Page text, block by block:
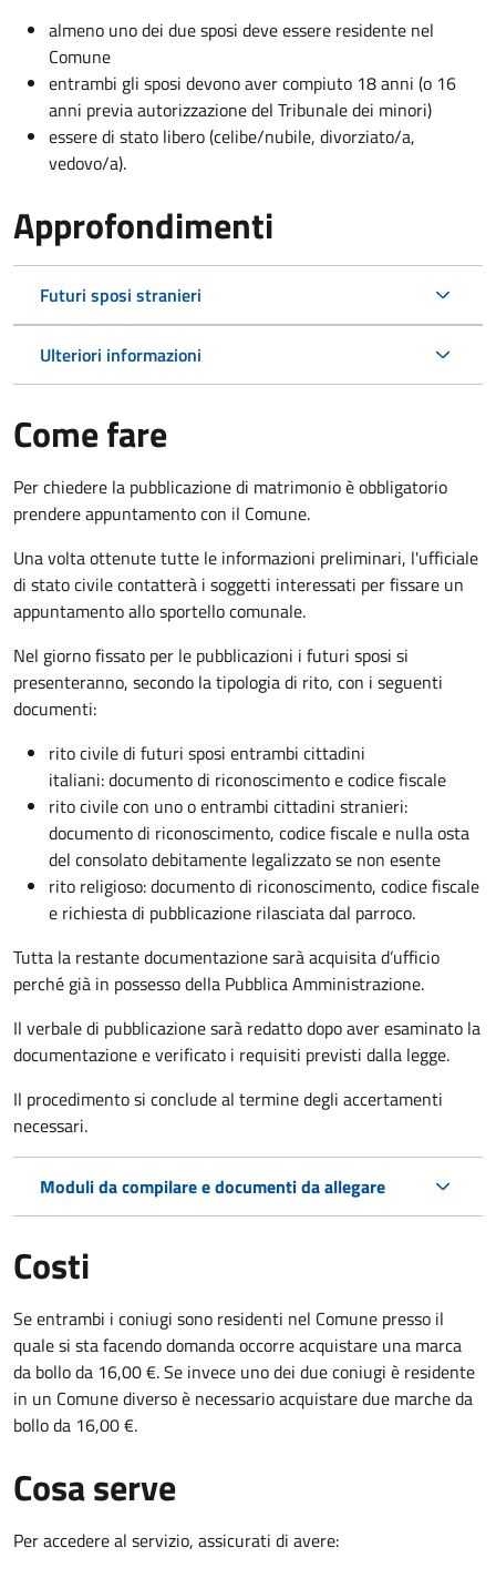
almeno uno dei due sposi deve essere residente nel
Comune
entrambi gli sposi devono aver compiuto 18 anni (o 16
anni previa autorizzazione del Tribunale dei minori)
essere di stato libero (celibe/nubile, divorziato/a,
vedovo/a).
Approfondimenti
Futuri sposi stranieri
Ulteriori informazioni
Come fare
Per chiedere la pubblicazione di matrimonio è obbligatorio
prendere appuntamento con il Comune.
Una volta ottenute tutte le informazioni preliminari, l'ufficiale
di stato civile contatterà i soggetti interessati per fissare un
appuntamento allo sportello comunale.
Nel giorno fissato per le pubblicazioni i futuri sposi si
presenteranno, secondo la tipologia di rito, con i seguenti
documenti:
rito civile di futuri sposi entrambi cittadini
italiani: documento di riconoscimento e codice fiscale
rito civile con uno o entrambi cittadini stranieri:
documento di riconoscimento, codice fiscale e nulla osta
del consolato debitamente legalizzato se non esente
rito religioso: documento di riconoscimento, codice fiscale
e richiesta di pubblicazione rilasciata dal parroco.
Tutta la restante documentazione sarà acquisita d’ufficio
perché già in possesso della Pubblica Amministrazione.
Il verbale di pubblicazione sarà redatto dopo aver esaminato la
documentazione e verificato i requisiti previsti dalla legge.
Il procedimento si conclude al termine degli accertamenti
necessari.
Moduli da compilare e documenti da allegare
Costi
Se entrambi i coniugi sono residenti nel Comune presso il
quale si sta facendo domanda occorre acquistare una marca
da bollo da 16,00 €. Se invece uno dei due coniugi è residente
in un Comune diverso è necessario acquistare due marche da
bollo da 16,00 €.
Cosa serve
Per accedere al servizio, assicurati di avere: